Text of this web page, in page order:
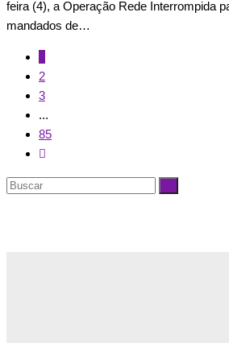
feira (4), a Operação Rede Interrompida
mandados de…
2
3
...
85